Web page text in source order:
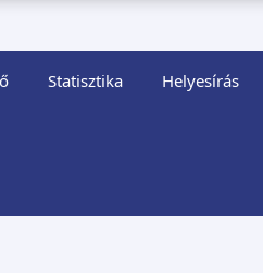
Statisztika Helyesírás